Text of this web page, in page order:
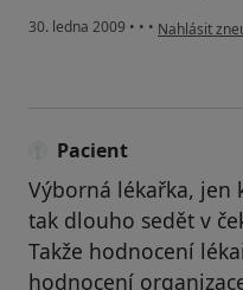
30. ledna 2009 • • • podle
Nahlásit
Pacient
Výborná lékařka, jen
tak dlouho sedět v
Takže hodnocení
hodnocení